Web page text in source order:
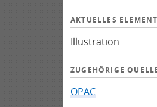
AKTUELLES ELEMENT
Illustration
ZUGEHÖRIGE
OPAC